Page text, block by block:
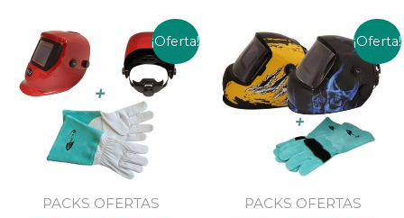
¡Oferta!
PACKS OFERTAS
El
precio
original
era:
El
precio
actual
es:
¡Oferta!
PACKS OFERTAS
El
era:
El
es: